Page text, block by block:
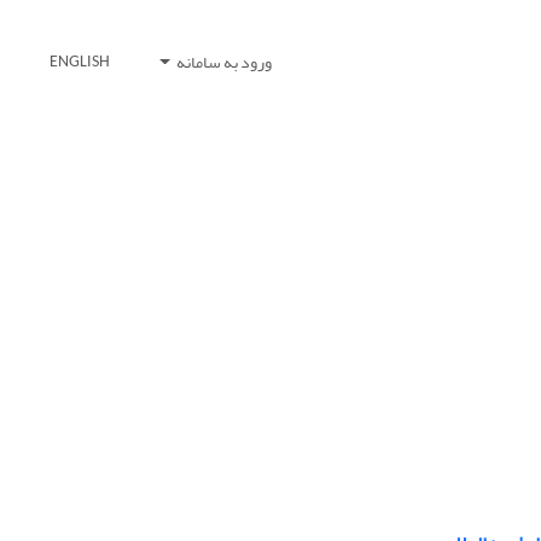
ورود به سامانه ENGLISH